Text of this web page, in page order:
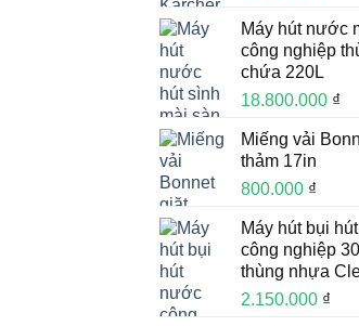
Máy hút nước
công nghiệp
chứa 220L
18.800.000 ₫
Miếng vải
thảm 17in
800.000 ₫
Máy hút bụi
công nghiệp
thùng nhựa
2.150.000 ₫